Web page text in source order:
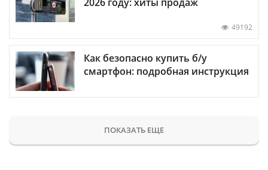
49192
Как безопасно купить б/у
смартфон: подробная инструкция
ПОКАЗАТЬ ЕЩЕ